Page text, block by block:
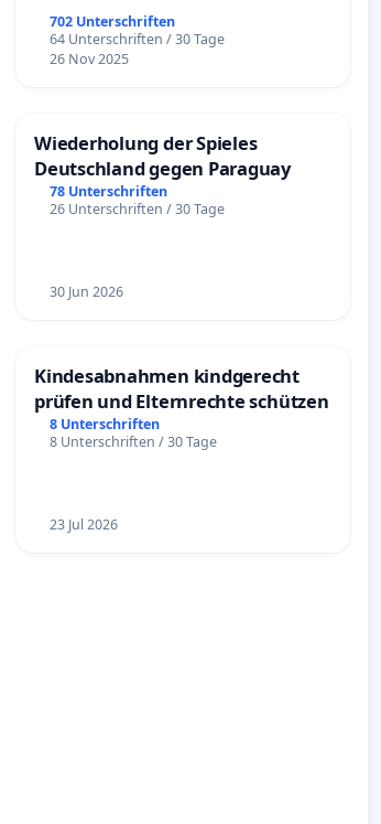
Überprüfung und Alternativen
702 Unterschriften
64 Unterschriften / 30 Tage
26 Nov 2025
Wiederholung der Spieles
Deutschland gegen Paraguay
78 Unterschriften
26 Unterschriften / 30 Tage
30 Jun 2026
Kindesabnahmen kindgerecht
prüfen und Elternrechte schützen
8 Unterschriften
8 Unterschriften / 30 Tage
23 Jul 2026